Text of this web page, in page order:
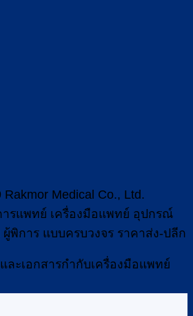
Medical Co., Ltd.
รแพทย์ เครื่องมือแพทย์ อุปกรณ์
พิการ แบบครบวงจร ราคาส่ง-ปลีก
ละเอกสารกำกับเครื่องมือแพทย์